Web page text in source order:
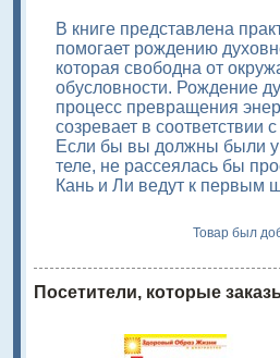
В книге представлена
помогает рождению
которая свободна от
обусловности. Рождение
процесс превращения
созревает в соответствии
Если бы вы должны были
теле, не рассеялась бы
Кань и Ли ведут к первым
Товар был
Посетители, которые